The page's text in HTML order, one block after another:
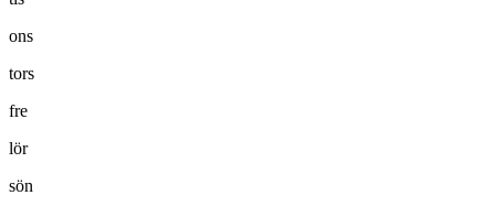
ons
tors
fre
lör
sön